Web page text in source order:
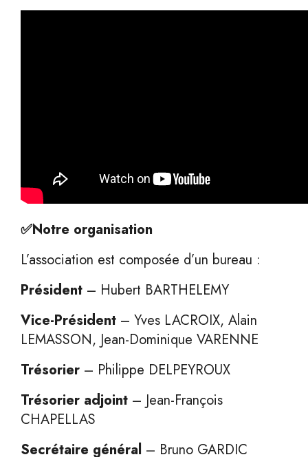
✅Notre organisation
L’association est composée d’un bureau :
Président – Hubert BARTHELEMY
Vice-Président – Yves LACROIX, Alain
LEMASSON, Jean-Dominique VARENNE
Trésorier – Philippe DELPEYROUX
Trésorier adjoint – Jean-François
CHAPELLAS
Secrétaire général – Bruno GARDIC